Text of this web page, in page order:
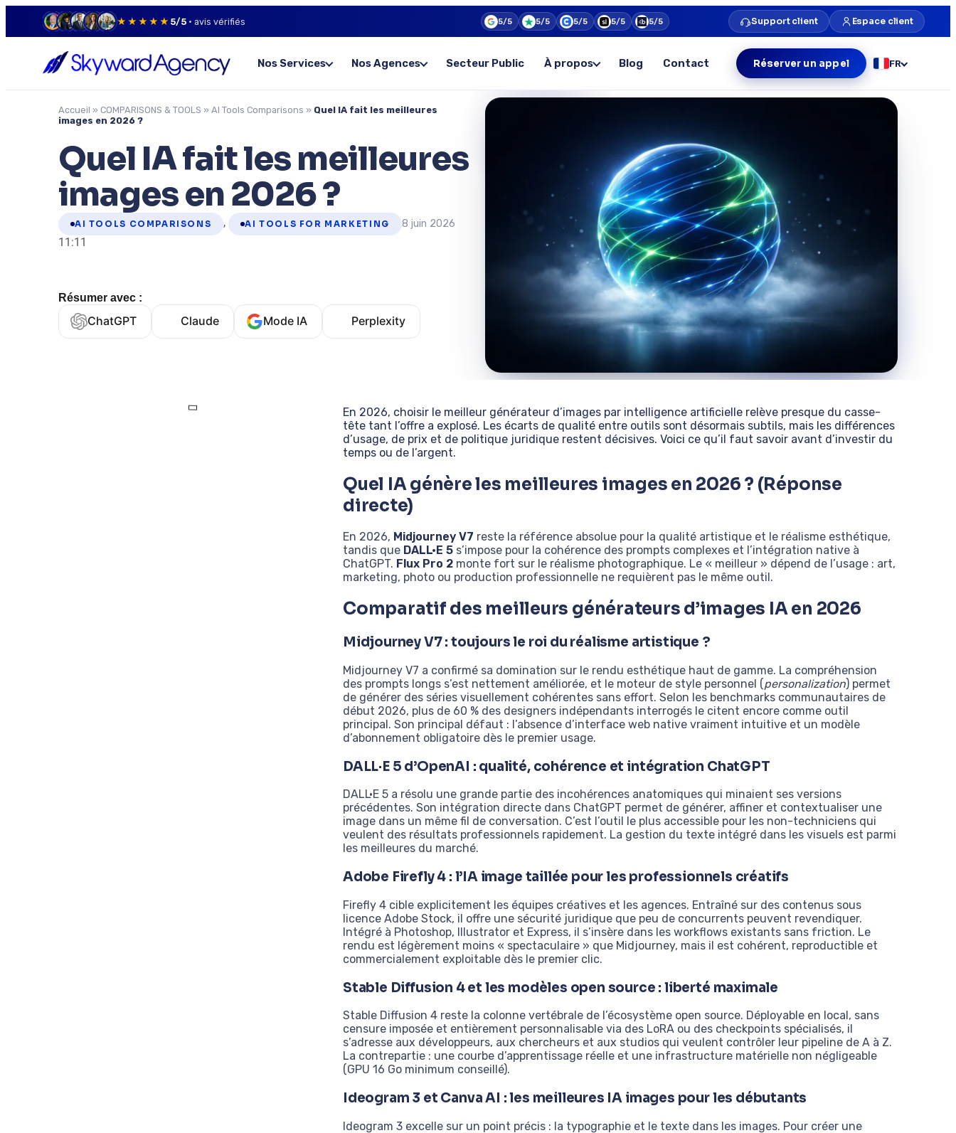
★★★★★ 5/5 · avis vérifiés 5/5 5/5 5/5 5/5 5/5 Support client Espace client
Nos Services Nos Agences Secteur Public À propos Blog Contact Réserver un appel FR
Accueil » COMPARISONS & TOOLS » AI Tools Comparisons » Quel IA fait les meilleures
images en 2026 ?
Quel IA fait les meilleures
images en 2026 ?
AI TOOLS COMPARISONS , AI TOOLS FOR MARKETING 8 juin 2026
11:11
Résumer avec :
ChatGPT Claude Mode IA Perplexity
En 2026, choisir le meilleur générateur d’images par intelligence artificielle relève presque du casse-
tête tant l’offre a explosé. Les écarts de qualité entre outils sont désormais subtils, mais les différences
d’usage, de prix et de politique juridique restent décisives. Voici ce qu’il faut savoir avant d’investir du
temps ou de l’argent.
Quel IA génère les meilleures images en 2026 ? (Réponse
directe)
En 2026, Midjourney V7 reste la référence absolue pour la qualité artistique et le réalisme esthétique,
tandis que DALL·E 5s’impose pour la cohérence des prompts complexes et l’intégration native à
ChatGPT. Flux Pro 2monte fort sur le réalisme photographique. Le « meilleur » dépend de l’usage : art,
marketing, photo ou production professionnelle ne requièrent pas le même outil.
Comparatif des meilleurs générateurs d’images IA en 2026
Midjourney V7 : toujours le roi du réalisme artistique ?
Midjourney V7 a confirmé sa domination sur le rendu esthétique haut de gamme. La compréhension
des prompts longs s’est nettement améliorée, et le moteur de style personnel (personalization) permet
de générer des séries visuellement cohérentes sans effort. Selon les benchmarks communautaires de
début 2026, plus de 60 % des designers indépendants interrogés le citent encore comme outil
principal. Son principal défaut : l’absence d’interface web native vraiment intuitive et un modèle
d’abonnement obligatoire dès le premier usage.
DALL·E 5 d’OpenAI : qualité, cohérence et intégration ChatGPT
DALL·E 5 a résolu une grande partie des incohérences anatomiques qui minaient ses versions
précédentes. Son intégration directe dans ChatGPT permet de générer, affiner et contextualiser une
image dans un même fil de conversation. C’est l’outil le plus accessible pour les non-techniciens qui
veulent des résultats professionnels rapidement. La gestion du texte intégré dans les visuels est parmi
les meilleures du marché.
Adobe Firefly 4 : l’IA image taillée pour les professionnels créatifs
Firefly 4 cible explicitement les équipes créatives et les agences. Entraîné sur des contenus sous
licence Adobe Stock, il offre une sécurité juridique que peu de concurrents peuvent revendiquer.
Intégré à Photoshop, Illustrator et Express, il s’insère dans les workflows existants sans friction. Le
rendu est légèrement moins « spectaculaire » que Midjourney, mais il est cohérent, reproductible et
commercialement exploitable dès le premier clic.
Stable Diffusion 4 et les modèles open source : liberté maximale
Stable Diffusion 4 reste la colonne vertébrale de l’écosystème open source. Déployable en local, sans
censure imposée et entièrement personnalisable via des LoRA ou des checkpoints spécialisés, il
s’adresse aux développeurs, aux chercheurs et aux studios qui veulent contrôler leur pipeline de A à Z.
La contrepartie : une courbe d’apprentissage réelle et une infrastructure matérielle non négligeable
(GPU 16 Go minimum conseillé).
Ideogram 3 et Canva AI : les meilleures IA images pour les débutants
Ideogram 3 excelle sur un point précis : la typographie et le texte dans les images. Pour créer une